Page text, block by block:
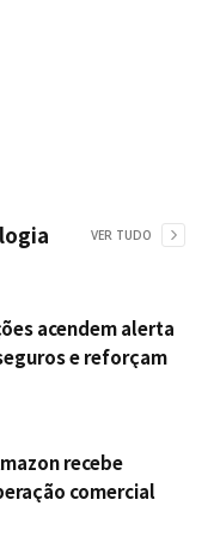
VER TUDO
acendem alerta
e reforçam
artificial
recebe
comercial
desses